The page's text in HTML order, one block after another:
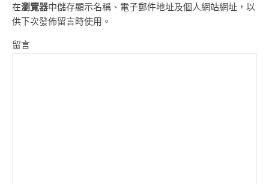
在瀏覽器中儲存顯示名稱、電子郵件地址及個人網站網址，以
供下次發佈留言時使用。
留言